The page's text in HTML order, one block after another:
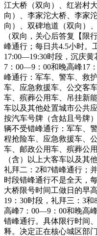
江大桥（双向）、红岩村
向）、李家沱大桥、李家
向）、双碑地道（双向）
（双向，关心后答复【限
峰通行；每日共4.5小时​。
17:00—19:30时段，沉庆
7：00—9：00和晚高峰17
峰通行：军车、警车、救
车、应急救援车、公交客
车、殡葬公用车、吊挂新
车以及其他处置城市公共
按汽车号牌（含姑且号牌
辆不受错峰通行：军车、
程抢险车、应急救援车、
车、邮政公用车、殡葬公
（含）以上大客车以及其
礼拜二：2和7错峰通行；
时段错峰通行不是全天，
大桥限号时间工做日的早
19：30时段，礼拜三：3
高峰7：00—9：00和晚高
错峰通行。具体限行时间
释。决定正在核心城区部